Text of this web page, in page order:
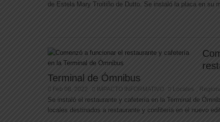
de Estela Mary Troitiño de Dutto. Se instaló la placa en su
Terminal de Ómnibus
Feb 08, 2022 IMPACTO INFORMATIVO Locales
Se instaló el restaurante y cafetería en la Terminal de
locales destinados a restaurante y confitería en el nuevo